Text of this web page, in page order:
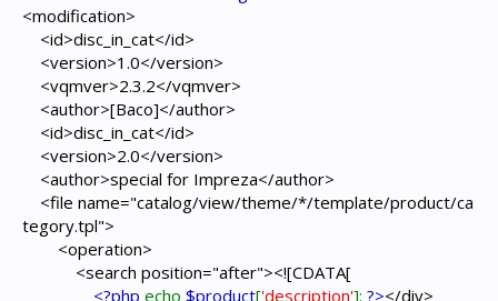
<modification>
<id>disc_in_cat</id>
<version>1.0</version>
<vqmver>2.3.2</vqmver>
<author>[Baco]</author>
<id>disc_in_cat</id>
<version>2.0</version>
<author>special for Impreza</author>
<file name="catalog/view/theme/*/template/product/ca
tegory.tpl">
<operation>
<search position="after"><![CDATA[
<?php echo $product['description']; ?></div>